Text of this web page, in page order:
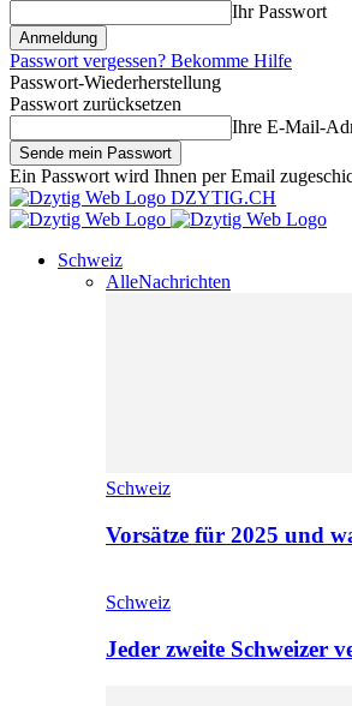
Ihr Passwort
Passwort vergessen? Bekomme Hilfe
Passwort-Wiederherstellung
Passwort zurücksetzen
Ihre E-Mail-
Ein Passwort wird Ihnen per Email
DZYTIG.CH
Schweiz
AlleNachrichten
Schweiz
Vorsätze für 2025 und
Schweiz
Jeder zweite Schweizer